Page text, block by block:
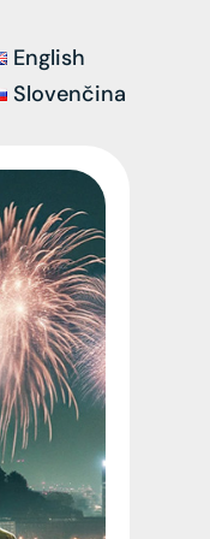
English
Slovenčina